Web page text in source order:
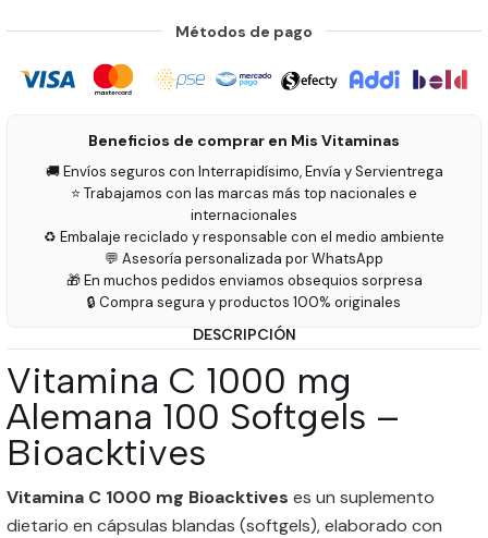
Métodos de pago
Beneficios de comprar en Mis Vitaminas
🚚 Envíos seguros con Interrapidísimo, Envía y Servientrega
⭐ Trabajamos con las marcas más top nacionales e
internacionales
♻️ Embalaje reciclado y responsable con el medio ambiente
💬 Asesoría personalizada por WhatsApp
🎁 En muchos pedidos enviamos obsequios sorpresa
🔒 Compra segura y productos 100% originales
DESCRIPCIÓN
Vitamina C 1000 mg
Alemana 100 Softgels –
Bioacktives
Vitamina C 1000 mg Bioacktives es un suplemento
dietario en cápsulas blandas (softgels), elaborado con